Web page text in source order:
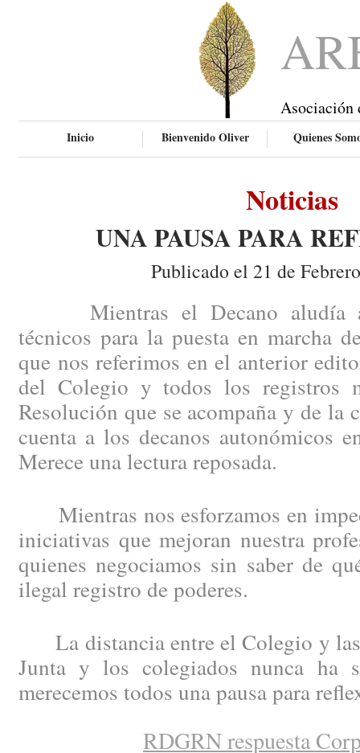
Asociación
Inicio Bienvenido Oliver Quienes
Noticias
UNA PAUSA PARA
Publicado el 21 de
Mientras el Decano aludía a
técnicos para la puesta en marcha
que nos referimos en el anterior
del Colegio y todos los registros
Resolución que se acompaña y de la
cuenta a los decanos autonómicos
Merece una lectura reposada.
Mientras nos esforzamos en
iniciativas que mejoran nuestra
quienes negociamos sin saber de
ilegal registro de poderes.
La distancia entre el Colegio y
Junta y los colegiados nunca ha
merecemos todos una pausa para
RDGRN respuesta